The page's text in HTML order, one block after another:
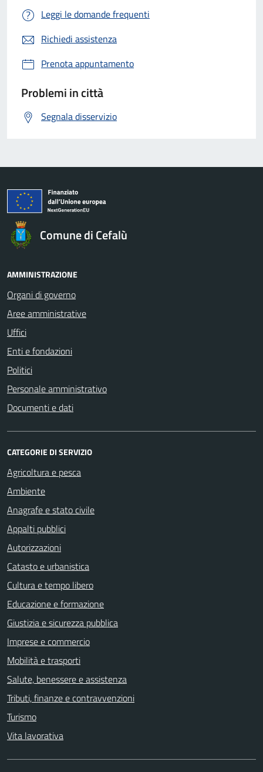
Leggi le domande frequenti
Richiedi assistenza
Prenota appuntamento
Problemi in città
Segnala disservizio
Comune di Cefalù
AMMINISTRAZIONE
Organi di governo
Aree amministrative
Uffici
Enti e fondazioni
Politici
Personale amministrativo
Documenti e dati
CATEGORIE DI SERVIZIO
Agricoltura e pesca
Ambiente
Anagrafe e stato civile
Appalti pubblici
Autorizzazioni
Catasto e urbanistica
Cultura e tempo libero
Educazione e formazione
Giustizia e sicurezza pubblica
Imprese e commercio
Mobilità e trasporti
Salute, benessere e assistenza
Tributi, finanze e contravvenzioni
Turismo
Vita lavorativa